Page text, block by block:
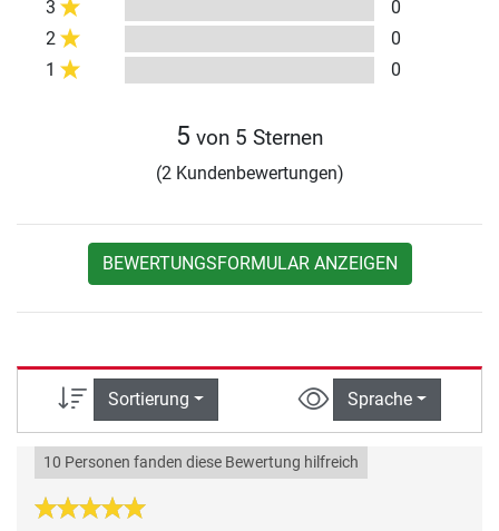
3
0
2
0
1
0
5 von 5 Sternen
(2 Kundenbewertungen)
BEWERTUNGSFORMULAR ANZEIGEN
Sortierung Sprache
10 Personen fanden diese Bewertung hilfreich